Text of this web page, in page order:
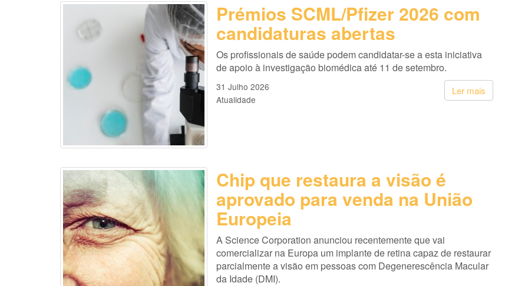
Prémios SCML/Pfizer 2026 com
candidaturas abertas
Os profissionais de saúde podem candidatar-se a esta iniciativa
de apoio à investigação biomédica até 11 de setembro.
Ler mais
31 Julho 2026
Atualidade
Chip que restaura a visão é
aprovado para venda na União
Europeia
A Science Corporation anunciou recentemente que vai
comercializar na Europa um implante de retina capaz de restaurar
parcialmente a visão em pessoas com Degenerescência Macular
da Idade (DMI).